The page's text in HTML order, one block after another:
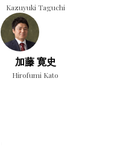
Kazuyuki Taguchi
加藤 寛史
Hirofumi Kato